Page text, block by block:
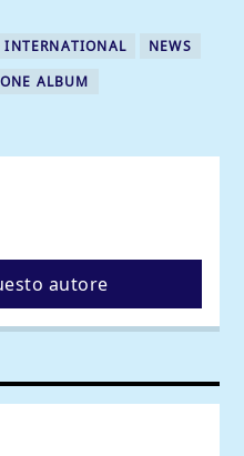
INTERNATIONAL
NEWS
ALBUM
autore